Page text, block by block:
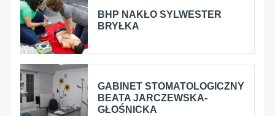
BHP NAKŁO SYLWESTER
BRYŁKA
GABINET STOMATOLOGICZNY
BEATA JARCZEWSKA-
GŁOŚNICKA